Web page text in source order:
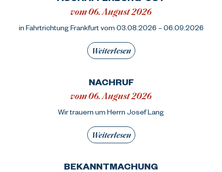
vom 06. August 2026
in Fahrtrichtung Frankfurt vom 03.08.2026 – 06.09.2026
Weiterlesen
NACHRUF
vom 06. August 2026
Wir trauern um Herrn Josef Lang
Weiterlesen
BEKANNTMACHUNG